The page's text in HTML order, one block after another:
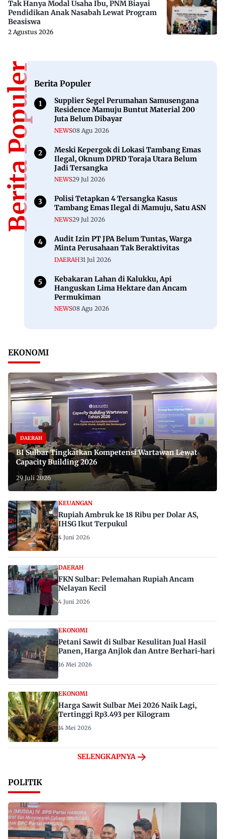
Tak Hanya Modal Usaha Ibu, PNM Biayai
Pendidikan Anak Nasabah Lewat Program
Beasiswa
2 Agustus 2026
Berita PopulerBerita Populer
Supplier Segel Perumahan Samusengana
Residence Mamuju Buntut Material 200
Juta Belum Dibayar
NEWS08 Agu 2026
Meski Kepergok di Lokasi Tambang Emas
Ilegal, Oknum DPRD Toraja Utara Belum
Jadi Tersangka
NEWS29 Jul 2026
Polisi Tetapkan 4 Tersangka Kasus
Tambang Emas Ilegal di Mamuju, Satu ASN
NEWS29 Jul 2026
Audit Izin PT JPA Belum Tuntas, Warga
Minta Perusahaan Tak Beraktivitas
DAERAH31 Jul 2026
Kebakaran Lahan di Kalukku, Api
Hanguskan Lima Hektare dan Ancam
Permukiman
NEWS08 Agu 2026
EKONOMI
DAERAH
BI Sulbar Tingkatkan Kompetensi Wartawan Lewat
Capacity Building 2026
29 Juli 2026
KEUANGAN
Rupiah Ambruk ke 18 Ribu per Dolar AS,
IHSG Ikut Terpukul
4 Juni 2026
DAERAH
FKN Sulbar: Pelemahan Rupiah Ancam
Nelayan Kecil
4 Juni 2026
EKONOMI
Petani Sawit di Sulbar Kesulitan Jual Hasil
Panen, Harga Anjlok dan Antre Berhari-hari
16 Mei 2026
EKONOMI
Harga Sawit Sulbar Mei 2026 Naik Lagi,
Tertinggi Rp3.493 per Kilogram
14 Mei 2026
SELENGKAPNYA
POLITIK